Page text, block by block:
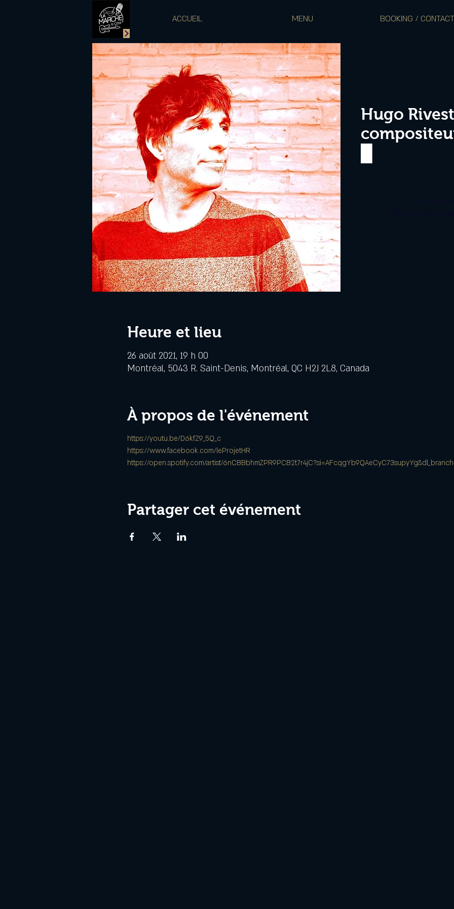
ACCUEIL MENU BOOKING / CONTACT
Hugo
Heure et lieu
26 août 2021, 19 h 00
Montréal, 5043 R. Saint-Denis, Montréal, QC H2J 2L8, Canada
À propos de l'événement
https://youtu.be/D6kfZ9_5Q_c
https://www.facebook.com/leProjetHR
https://open.spotify.com/artist/
Partager cet événement